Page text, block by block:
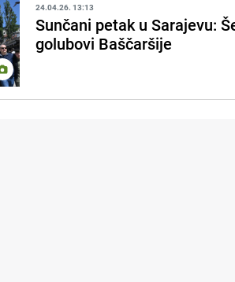
24.04.26. 13:13
Sunčani petak u Sarajevu:
golubovi Baščaršije